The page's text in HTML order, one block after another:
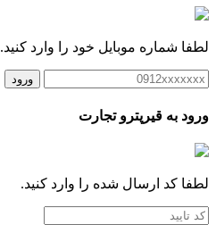
لطفا شماره موبایل خود را وارد کنید.
ورود
ورود به قیرپترو تجارت
لطفا کد ارسال شده را وارد کنید.